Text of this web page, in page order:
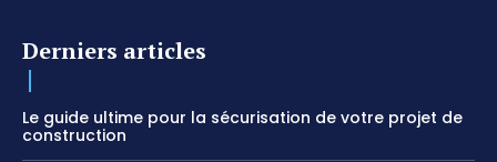
Derniers articles
Le guide ultime pour la sécurisation de votre projet de
construction